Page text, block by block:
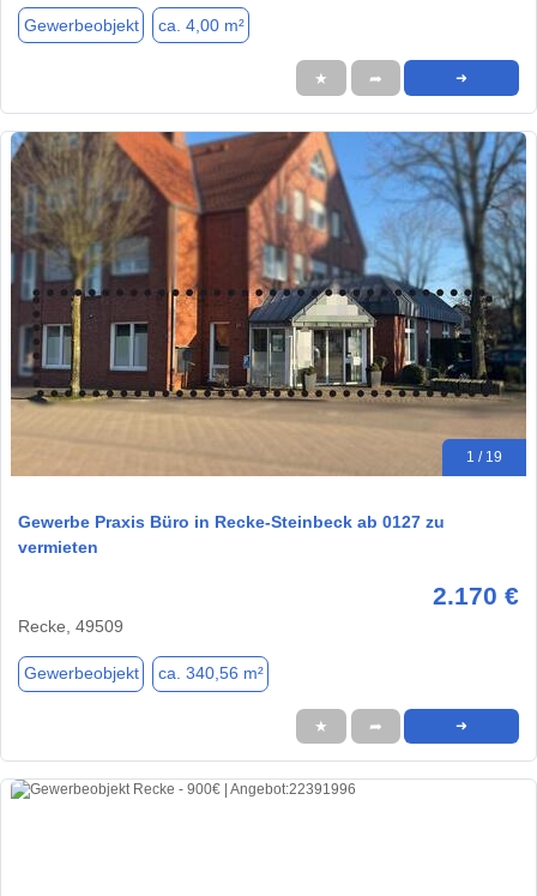
Gewerbeobjekt ca. 4,00 m²
★ ➦ ➜
1 / 19
Gewerbe Praxis Büro in Recke-Steinbeck ab 0127 zu
vermieten
2.170 €
Recke, 49509
Gewerbeobjekt ca. 340,56 m²
★ ➦ ➜